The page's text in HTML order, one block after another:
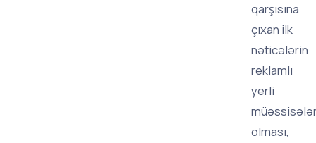
qarşısına
çıxan ilk
nəticələrin
reklamlı
yerli
olması,